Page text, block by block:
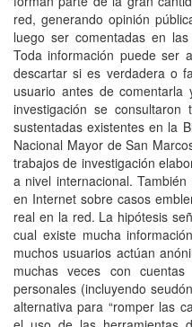
red, generando opinión
luego ser comentadas en
Toda información puede ser
descartar si es verdadera o
usuario antes de comentarla
investigación se
sustentadas existentes en la
Nacional Mayor de San
trabajos de investigación
a nivel internacional.
en Internet sobre casos
real en la red. La hipótesis
cual existe mucha
muchos usuarios actúan
muchas veces con
personales (incluyendo
alternativa para “romper las